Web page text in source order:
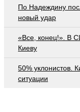
По Надеждину
новый удар
«Все, конец!». В
Киеву
50% уклонистов.
ситуации